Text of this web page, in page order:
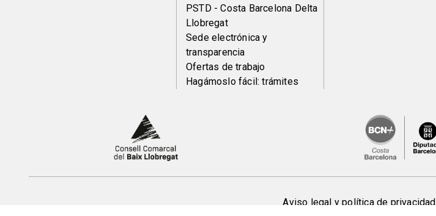
PSTD - Costa Barcelona Delta
Llobregat
Sede electrónica y
transparencia
Ofertas de trabajo
Hagámoslo fácil: trámites
Aviso legal y política de privacidad